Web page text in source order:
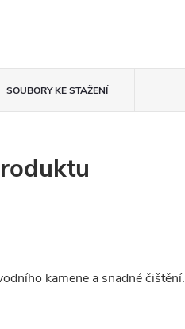
SOUBORY KE STAŽENÍ
kamene a snadné čištění.